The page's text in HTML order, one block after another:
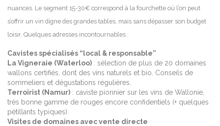
nuances. Le segment 15-30€ correspond à la fourchette où l’on peut
s’offrir un vin digne des grandes tables, mais sans dépasser son budget
loisir. Quelques adresses incontournables :
Cavistes spécialisés “local & responsable”
La Vigneraie (Waterloo) : sélection de plus de 20 domaines
wallons certifiés, dont des vins naturels et bio. Conseils de
sommeliers et dégustations régulières.
Terroirist (Namur) : caviste pionnier sur les vins de Wallonie,
très bonne gamme de rouges encore confidentiels (+ quelques
pétillants typiques).
Visites de domaines avec vente directe